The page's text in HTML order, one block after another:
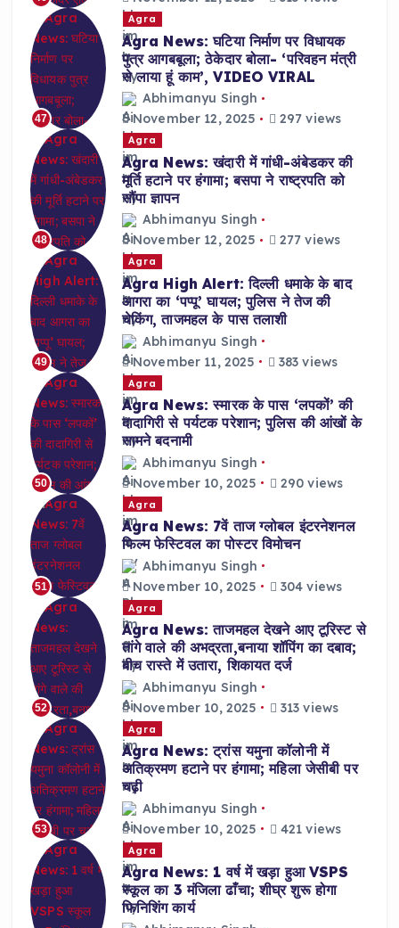
47
Agra
Agra News: घटिया निर्माण पर विधायक
पुत्र आगबबूला; ठेकेदार बोला- ‘परिवहन मंत्री
से लाया हूं काम’, VIDEO VIRAL
Abhimanyu Singh
November 12, 2025
297 views
48
Agra
Agra News: खंदारी में गांधी-अंबेडकर की
मूर्ति हटाने पर हंगामा; बसपा ने राष्ट्रपति को
सौंपा ज्ञापन
Abhimanyu Singh
November 12, 2025
277 views
49
Agra
Agra High Alert: दिल्ली धमाके के बाद
आगरा का ‘पप्पू’ घायल; पुलिस ने तेज की
चेकिंग, ताजमहल के पास तलाशी
Abhimanyu Singh
November 11, 2025
383 views
50
Agra
Agra News: स्मारक के पास ‘लपकों’ की
दादागिरी से पर्यटक परेशान; पुलिस की आंखों के
सामने बदनामी
Abhimanyu Singh
November 10, 2025
290 views
51
Agra
Agra News: 7वें ताज ग्लोबल इंटरनेशनल
फिल्म फेस्टिवल का पोस्टर विमोचन
Abhimanyu Singh
November 10, 2025
304 views
52
Agra
Agra News: ताजमहल देखने आए टूरिस्ट से
तांगे वाले की अभद्रता,बनाया शॉपिंग का दबाव;
बीच रास्ते में उतारा, शिकायत दर्ज
Abhimanyu Singh
November 10, 2025
313 views
53
Agra
Agra News: ट्रांस यमुना कॉलोनी में
अतिक्रमण हटाने पर हंगामा; महिला जेसीबी पर
चढ़ी
Abhimanyu Singh
November 10, 2025
421 views
Agra
Agra News: 1 वर्ष में खड़ा हुआ VSPS
स्कूल का 3 मंजिला ढाँचा; शीघ्र शुरू होगा
फिनिशिंग कार्य